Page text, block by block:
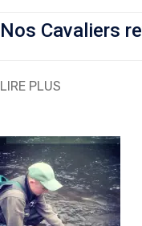
Nos Cavaliers
LIRE PLUS